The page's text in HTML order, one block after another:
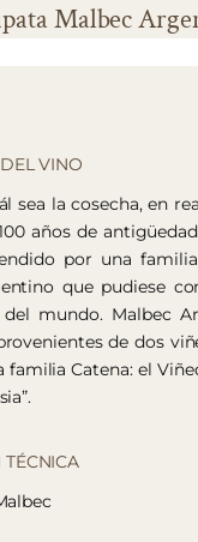
Malbec
VINO
sea la cosecha, en
años de
por una
que pudiese
mundo. Malbec
de dos
familia Catena: el